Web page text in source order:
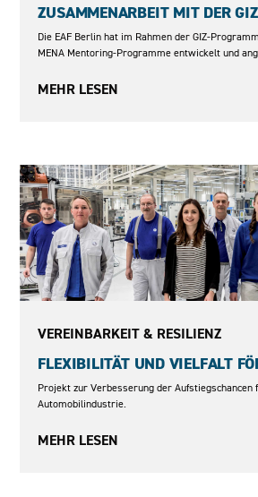
ZUSAMMENARBEIT MIT DER GIZ
Die EAF Berlin hat im Rahmen der GIZ-
MENA Mentoring-Programme entwickelt und
MEHR LESEN
VEREINBARKEIT & RESILIENZ
FLEXIBILITÄT UND VIELFALT
Projekt zur Verbesserung der Aufstiegschancen
Automobilindustrie.
MEHR LESEN